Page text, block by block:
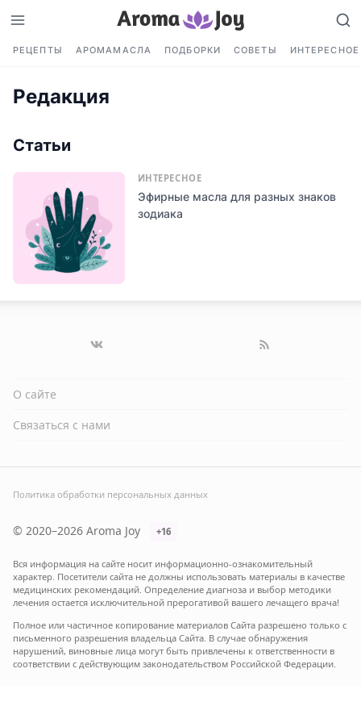
РЕЦЕПТЫ АРОМАМАСЛА ПОДБОРКИ СОВЕТЫ ИНТЕРЕСНОЕ
Редакция
Статьи
ИНТЕРЕСНОЕ
Эфирные масла для разных знаков
зодиака
О сайте
Связаться с нами
© 2020–2026 Aroma Joy +16
Политика обработки персональных данных
Вся информация на сайте носит информационно-ознакомительный
характер. Посетители сайта не должны использовать материалы в качестве
медицинских рекомендаций. Определение диагноза и выбор методики
лечения остается исключительной прерогативой вашего лечащего врача!
Полное или частичное копирование материалов Сайта разрешено только с
письменного разрешения владельца Сайта. В случае обнаружения
нарушений, виновные лица могут быть привлечены к ответственности в
соответствии с действующим законодательством Российской Федерации.